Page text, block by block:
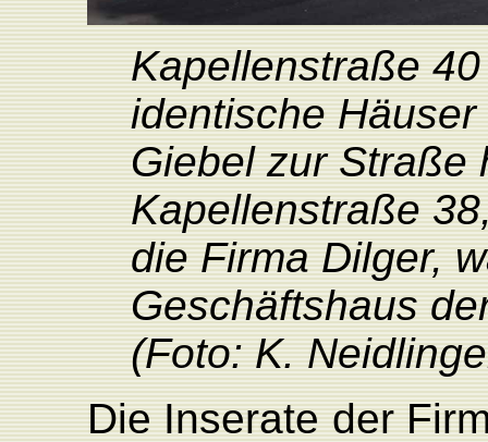
Kapellenstraße
identische
Giebel zur Straße
Kapellenstraße
die Firma Dilger,
Geschäftshaus
(Foto: K.
Die Inserate der F